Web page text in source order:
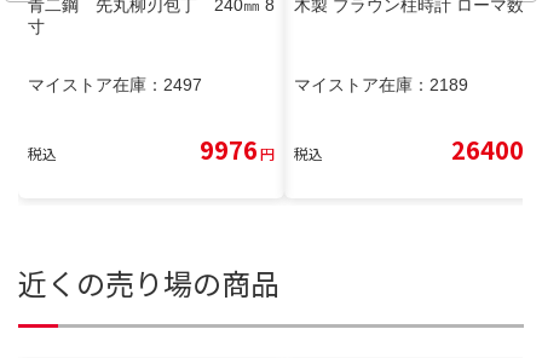
青二鋼 先丸柳刃包丁 240㎜ 8
寸
マイストア在庫： 2497
税込 9976円
木製 ブラウン柱時計 ローマ数字
マイストア在庫： 2189
税込 26400
近くの売り場の商品